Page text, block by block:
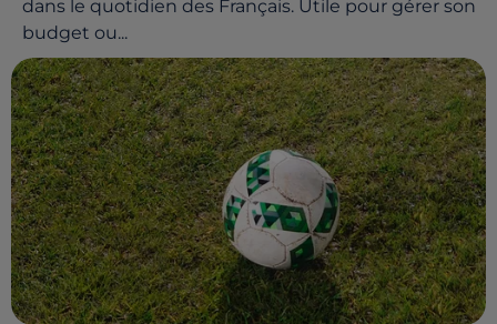
dans le quotidien des Français. Utile pour gérer son
budget ou...